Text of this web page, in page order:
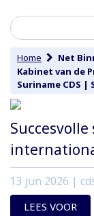
Home Net
Kabinet van de
Suriname CDS |
13 jun 2026 |
LEES VOOR